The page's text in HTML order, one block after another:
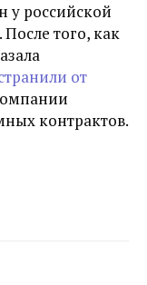
у российской
того, как
от
контрактов.